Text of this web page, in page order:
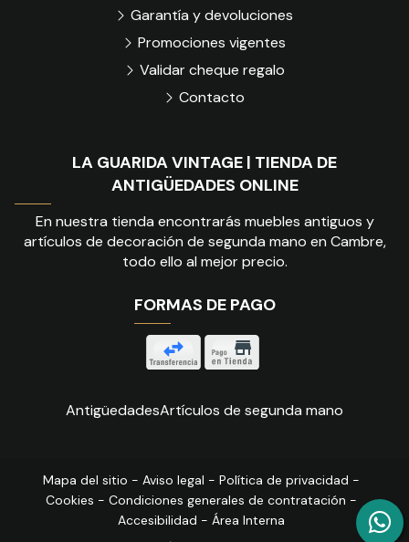
LA GUARIDA VINTAGE | TIENDA DE
ANTIGÜEDADES ONLINE
En nuestra tienda encontrarás muebles antiguos y
artículos de decoración de segunda mano en Cambre,
todo ello al mejor precio.
FORMAS DE PAGO
Garantía y devoluciones
Promociones vigentes
Validar cheque regalo
Contacto
AntigüedadesArtículos de segunda mano
Mapa del sitio - Aviso legal - Política de privacidad -
Cookies - Condiciones generales de contratación -
Accesibilidad - Área Interna